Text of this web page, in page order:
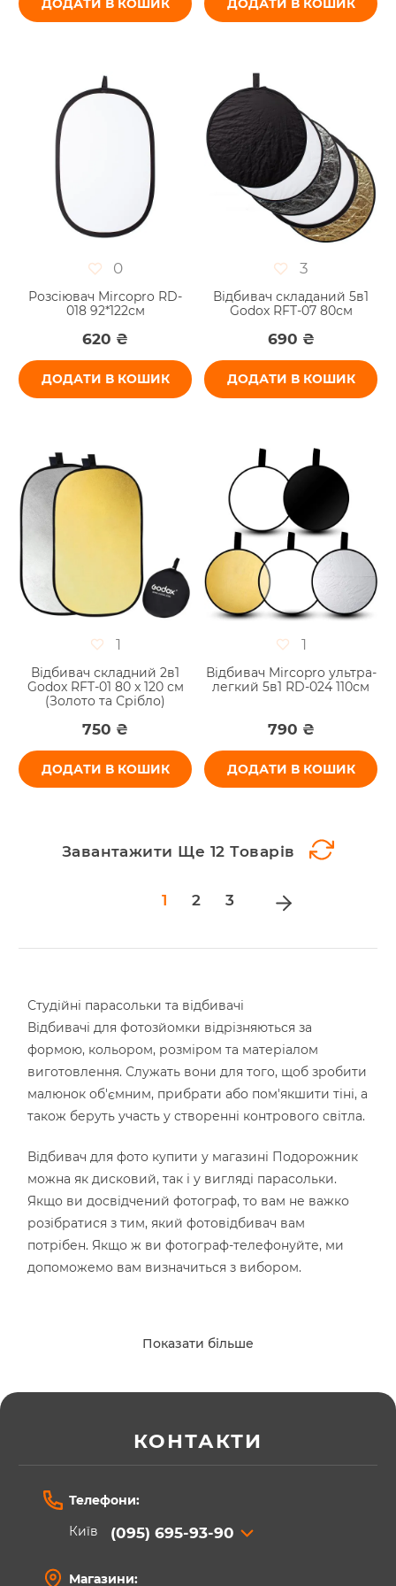
ДОДАТИ В КОШИК ДОДАТИ В КОШИК
0
Розсіювач Mircopro RD-
018 92*122см
620 ₴
ДОДАТИ В КОШИК
3
Відбивач складаний 5в1
Godox RFT-07 80см
690 ₴
ДОДАТИ В КОШИК
1
Відбивач складний 2в1
Godox RFT-01 80 x 120 см
(Золото та Срібло)
750 ₴
ДОДАТИ В КОШИК
1
Відбивач Mircopro ультра-
легкий 5в1 RD-024 110см
790 ₴
ДОДАТИ В КОШИК
Завантажити Ще 12 Товарів
1 2 3
Студійні парасольки та відбивачі
Відбивачі для фотозйомки відрізняються за
формою, кольором, розміром та матеріалом
виготовлення. Служать вони для того, щоб зробити
малюнок об'ємним, прибрати або пом'якшити тіні, а
також беруть участь у створенні контрового світла.
Відбивач для фото купити у магазині Подорожник
можна як дисковий, так і у вигляді парасольки.
Якщо ви досвідчений фотограф, то вам не важко
розібратися з тим, який фотовідбивач вам
потрібен. Якщо ж ви фотограф-телефонуйте, ми
допоможемо вам визначиться з вибором.
Це круглі або овальні лайт-диски різного розміру.
дуже малу вагу та у складеному вигляді
металевим каркасом з натягнутим власне
Відбивач MyGear ультра-легкий 5в1
Показати більше
КОНТАКТИ
Телефони:
Київ
(095) 695-93-90
Магазини: